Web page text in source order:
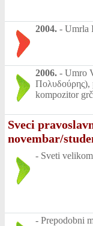
2004. - Umrla
2006. - Umro
Πολυδούρης),
kompozitor
Sveci
novembar/
- Sveti
- Prepodobni